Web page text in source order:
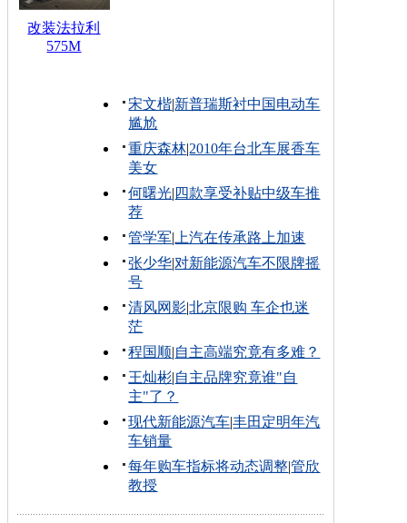
改装法拉利
575M
宋文楷|新普瑞斯衬中国电动车
尴尬
重庆森林|2010年台北车展香车
美女
何曙光| 四款享受补贴中级车推
荐
管学军| 上汽在传承路上加速
张少华|对新能源汽车不限牌摇
号
清风网影|北京限购 车企也迷
茫
程国顺|自主高端究竟有多难？
王灿彬|自主品牌究竟谁"自
主"了？
现代新能源汽车|丰田定明年汽
车销量
每年购车指标将动态调整|管欣
教授